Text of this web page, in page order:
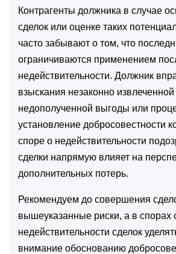
Контрагенты должника в случае
сделок или оценке таких
часто забывают о том, что
ограничиваются применением
недействительности. Должник
взыскания незаконно извлеченной
недополученной выгоды или
установление добросовестности
споре о недействительности
сделки напрямую влияет на
дополнительных потерь.
Рекомендуем до совершения
вышеуказанные риски, а в спорах
недействительности сделок
внимание обоснованию